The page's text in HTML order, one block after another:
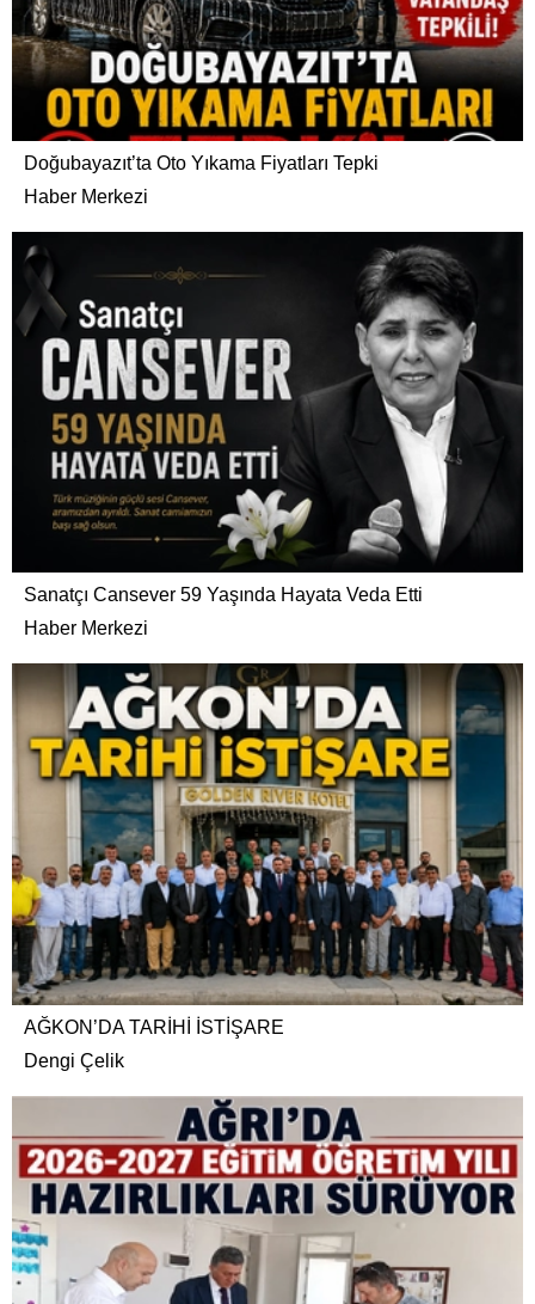
Doğubayazıt’ta Oto Yıkama Fiyatları Tepki
Haber Merkezi
Sanatçı Cansever 59 Yaşında Hayata Veda Etti
Haber Merkezi
AĞKON’DA TARİHİ İSTİŞARE
Dengi Çelik